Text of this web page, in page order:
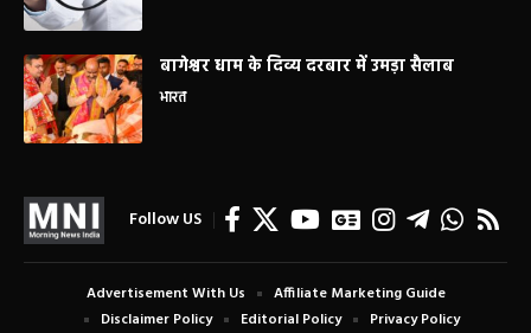
बागेश्वर धाम के दिव्य दरबार में उमड़ा सैलाब
भारत
Follow US
Advertisement With Us
Affiliate Marketing Guide
Disclaimer Policy
Editorial Policy Privacy Policy